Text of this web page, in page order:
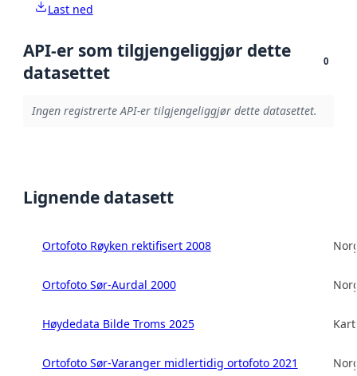
Last ned
API-er som tilgjengeliggjør dette
datasettet
0
Ingen registrerte API-er tilgjengeliggjør dette datasettet.
Lignende datasett
Ortofoto Røyken rektifisert 2008
Ortofoto Sør-Aurdal 2000
Høydedata Bilde Troms 2025
Ortofoto Sør-Varanger midlertidig ortofoto 2021